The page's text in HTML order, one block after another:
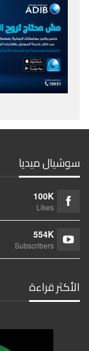
سوشيال ميديا
100K
Likes
554K
Subscribers
الأكثر قراءة